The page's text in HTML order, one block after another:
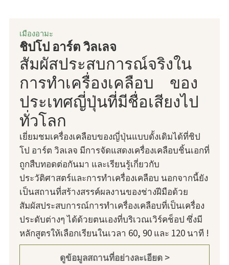
เมืองอามะ
ชิปโป อาร์ต วิลเลจ
สัมผัสประสบการณ์จริงใน
การทำเครื่องเคลือบ ของ
ประเทศญี่ปุ่นที่มีชื่อเสียงไป
ทั่วโลก
เยี่ยมชมเครื่องเคลือบของญี่ปุ่นแบบดั้งเดิมได้ที่ชิป
โป อาร์ต วิลเลจ มีการจัดแสดงเครื่องเคลือบชิ้นเอกที่
ถูกสืบทอดต่อกันมา และเรียนรู้เกี่ยวกับ
ประวัติศาสตร์และการทำเครื่องเคลือบ นอกจากนี้ยัง
เป็นสถานที่สร้างสรรค์ผลงานของช่างฝีมือด้วย
สัมผัสประสบการณ์การทำเครื่องเคลือบที่เป็นเครื่อง
ประดับต่างๆ ได้ด้วยตนเองที่บริเวณเวิร์คช็อป ซึ่งมี
หลักสูตรให้เลือกเรียนในเวลา 60, 90 และ 120 นาที !
ดูข้อมูลสถานที่อย่างละเอียด >